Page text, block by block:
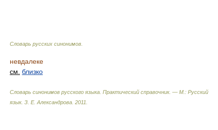
Словарь русских синонимов
невдалеке
см. близко
Словарь синонимов русского языка. Практический справочник. — М.: Русский
язык. З. Е. Александрова 2011